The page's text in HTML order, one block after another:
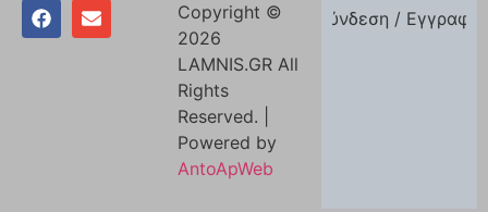
Copyright ©
2026
LAMNIS.GR All
Rights
Reserved. |
Powered by
AntoApWeb
Σύνδεση / Εγγραφή